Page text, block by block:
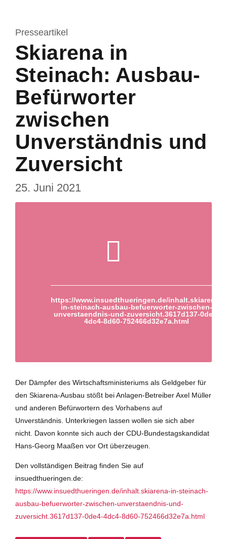
Presseartikel
Skiarena in
Steinach: Ausbau-
Befürworter
zwischen
Unverständnis und
Zuversicht
25. Juni 2021
https://www.insuedthueringen.de/inhalt.skiarena-
in-steinach-ausbau-befuerworter-zwischen-
unverstaendnis-und-zuversicht.3617d137-0de4-
4dc4-8d60-752466d32e7a.html
Der Dämpfer des Wirtschaftsministeriums als Geldgeber für
den Skiarena-Ausbau stößt bei Anlagen-Betreiber Axel Müller
und anderen Befürwortern des Vorhabens auf
Unverständnis. Unterkriegen lassen wollen sie sich aber
nicht. Davon konnte sich auch der CDU-Bundestagskandidat
Hans-Georg Maaßen vor Ort überzeugen.
Den vollständigen Beitrag finden Sie auf
insuedthueringen.de:
https://www.insuedthueringen.de/inhalt.skiarena-in-steinach-
ausbau-befuerworter-zwischen-unverstaendnis-und-
zuversicht.3617d137-0de4-4dc4-8d60-752466d32e7a.html